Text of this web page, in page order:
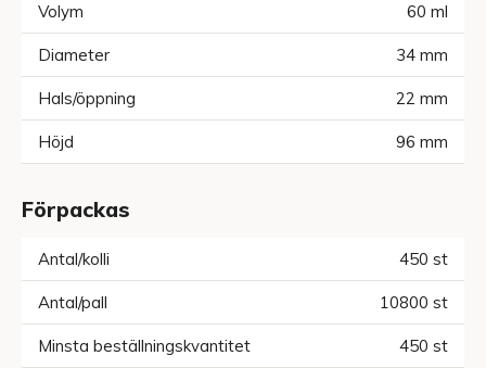
Volym 60 ml
Diameter 34 mm
Hals/öppning 22 mm
Höjd 96 mm
Förpackas
Antal/kolli 450 st
Antal/pall 10800 st
Minsta beställningskvantitet 450 st